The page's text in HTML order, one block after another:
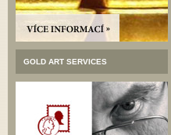
GOLD ART SERVICES